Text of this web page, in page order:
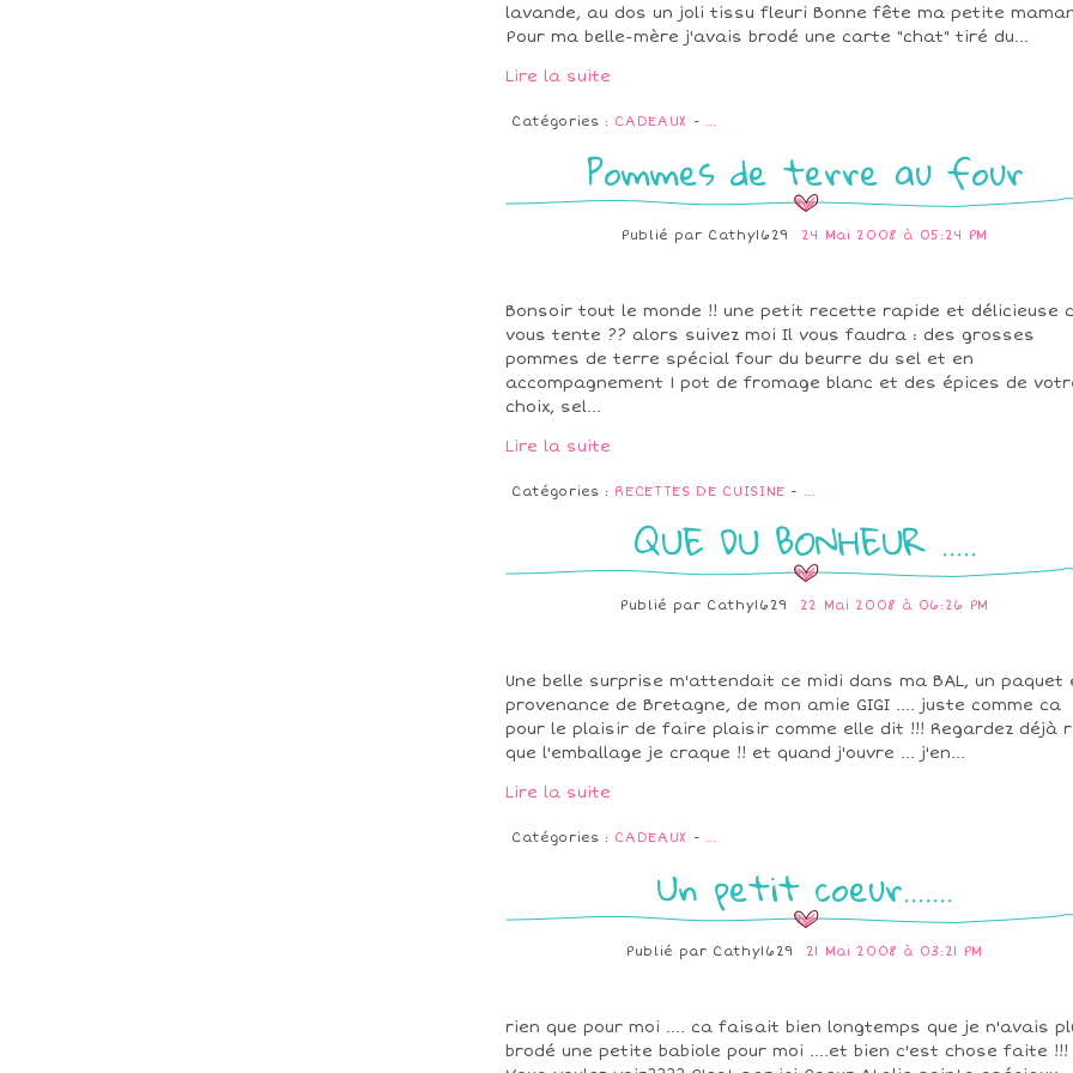
lavande, au dos un joli tissu fleuri Bonne fête ma petite
Pour ma belle-mère j'avais brodé une carte "chat" tiré du...
Lire la suite
Catégories : CADEAUX - …
Pommes de terre au four
Publié par Cathy1629 24 Mai 2008 à 05:24 PM
Bonsoir tout le monde !! une petit recette rapide et délicieuse
vous tente ?? alors suivez moi Il vous faudra : des grosses
pommes de terre spécial four du beurre du sel et en
accompagnement 1 pot de fromage blanc et des épices de
choix, sel...
Lire la suite
Catégories : RECETTES DE CUISINE - …
QUE DU BONHEUR .....
Publié par Cathy1629 22 Mai 2008 à 06:26 PM
Une belle surprise m'attendait ce midi dans ma BAL, un paquet
provenance de Bretagne, de mon amie GIGI .... juste comme ca
pour le plaisir de faire plaisir comme elle dit !!! Regardez déjà
que l'emballage je craque !! et quand j'ouvre ... j'en...
Lire la suite
Catégories : CADEAUX - …
Un petit coeur.......
Publié par Cathy1629 21 Mai 2008 à 03:21 PM
rien que pour moi .... ca faisait bien longtemps que je n'avais
brodé une petite babiole pour moi ....et bien c'est chose faite !!!